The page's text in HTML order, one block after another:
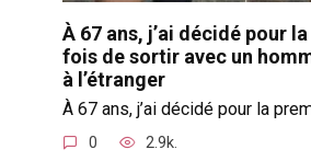
À 67 ans, j’ai décidé pour
fois de sortir avec un
à l’étranger
À 67 ans, j’ai décidé pour la
0 2.9k.